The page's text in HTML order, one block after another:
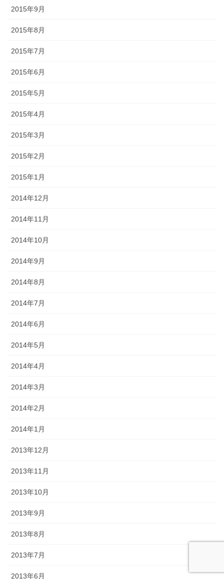
2015年9月
2015年8月
2015年7月
2015年6月
2015年5月
2015年4月
2015年3月
2015年2月
2015年1月
2014年12月
2014年11月
2014年10月
2014年9月
2014年8月
2014年7月
2014年6月
2014年5月
2014年4月
2014年3月
2014年2月
2014年1月
2013年12月
2013年11月
2013年10月
2013年9月
2013年8月
2013年7月
2013年6月